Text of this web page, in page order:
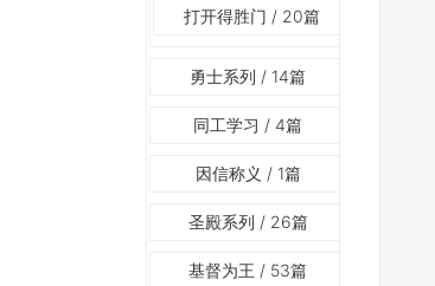
打开得胜门 / 20篇
勇士系列 / 14篇
同工学习 / 4篇
因信称义 / 1篇
圣殿系列 / 26篇
基督为王 / 53篇